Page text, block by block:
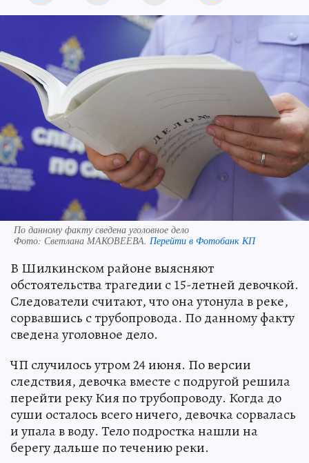
По данному факту сведена уголовное дело
Фото: Светлана МАКОВЕЕВА. Перейти в Фотобанк КП
В Шилкинском районе выясняют
обстоятельства трагедии с 15-летней девочкой.
Следователи считают, что она утонула в реке,
сорвавшись с трубопровода. По данному факту
сведена уголовное дело.
ЧП случилось утром 24 июня. По версии
следствия, девочка вместе с подругой решила
перейти реку Кия по трубопроводу. Когда до
суши осталось всего ничего, девочка сорвалась
и упала в воду. Тело подростка нашли на
берегу дальше по течению реки.